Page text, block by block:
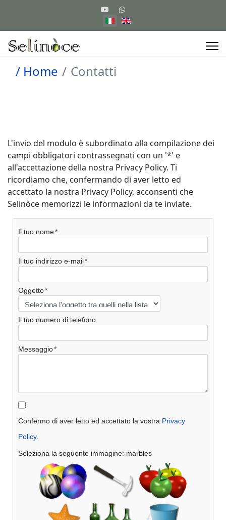
/ Home Contatti
L'invio del modulo è subordinato alla compilazione dei
campi obbligatori contrassegnati con un '*' e
all'accettazione della nostra Privacy Policy. Ti
ricordiamo che, confermando di aver letto ed
accettato la nostra Privacy Policy, acconsenti che
Selinòce memorizzi le informazioni da te inviate.
Il tuo nome
Il tuo indirizzo e-mail
Oggetto
Il tuo numero di telefono
Messaggio
Confermo di aver letto ed accettato la vostra Privacy
Policy.
Seleziona la seguente immagine: marbles